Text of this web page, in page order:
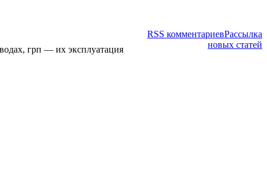
грп — их эксплуатация
RSS комментариевРассылка
новых статей